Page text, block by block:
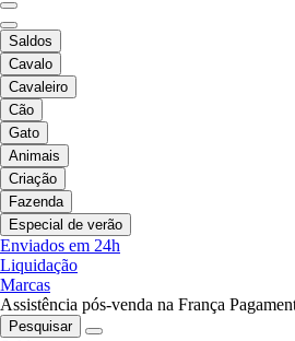
Saldos
Cavalo
Cavaleiro
Cão
Gato
Animais
Criação
Fazenda
Especial de verão
Enviados em 24h
Liquidação
Marcas
Assistência pós-venda na França
Pesquisar